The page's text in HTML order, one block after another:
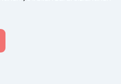
отрасль